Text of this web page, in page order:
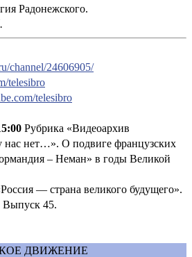
Радонежского.
.
channel/24606905/
telesibro
telesibro
5:00 Рубрика «Видеоархив
нет…». О подвиге французских
– Неман» в годы Великой
— страна великого будущего».
45.
ДВИЖЕНИЕ